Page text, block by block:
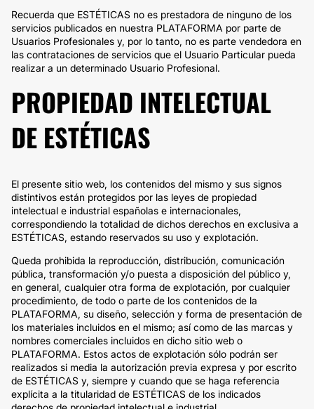
Recuerda que ESTÉTICAS no es prestadora de ninguno de los
servicios publicados en nuestra PLATAFORMA por parte de
Usuarios Profesionales y, por lo tanto, no es parte vendedora en
las contrataciones de servicios que el Usuario Particular pueda
realizar a un determinado Usuario Profesional.
PROPIEDAD INTELECTUAL
DE ESTÉTICAS
El presente sitio web, los contenidos del mismo y sus signos
distintivos están protegidos por las leyes de propiedad
intelectual e industrial españolas e internacionales,
correspondiendo la totalidad de dichos derechos en exclusiva a
ESTÉTICAS, estando reservados su uso y explotación.
Queda prohibida la reproducción, distribución, comunicación
pública, transformación y/o puesta a disposición del público y,
en general, cualquier otra forma de explotación, por cualquier
procedimiento, de todo o parte de los contenidos de la
PLATAFORMA, su diseño, selección y forma de presentación de
los materiales incluidos en el mismo; así como de las marcas y
nombres comerciales incluidos en dicho sitio web o
PLATAFORMA. Estos actos de explotación sólo podrán ser
realizados si media la autorización previa expresa y por escrito
de ESTÉTICAS y, siempre y cuando que se haga referencia
explícita a la titularidad de ESTÉTICAS de los indicados